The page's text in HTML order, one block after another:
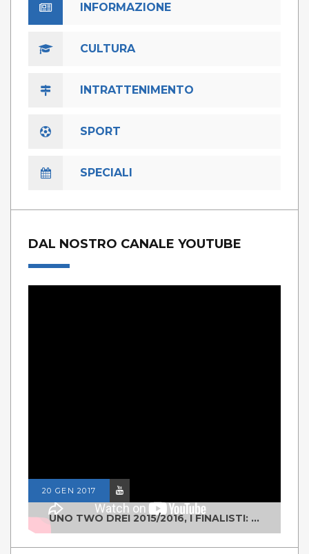
INFORMAZIONE
CULTURA
INTRATTENIMENTO
SPORT
SPECIALI
DAL NOSTRO CANALE YOUTUBE
20 GEN 2017
UNO TWO DREI 2015/2016, I FINALISTI: CLASSE IV ALS ISTITUTO "DEGASPERI" BORGO VALSUGANA